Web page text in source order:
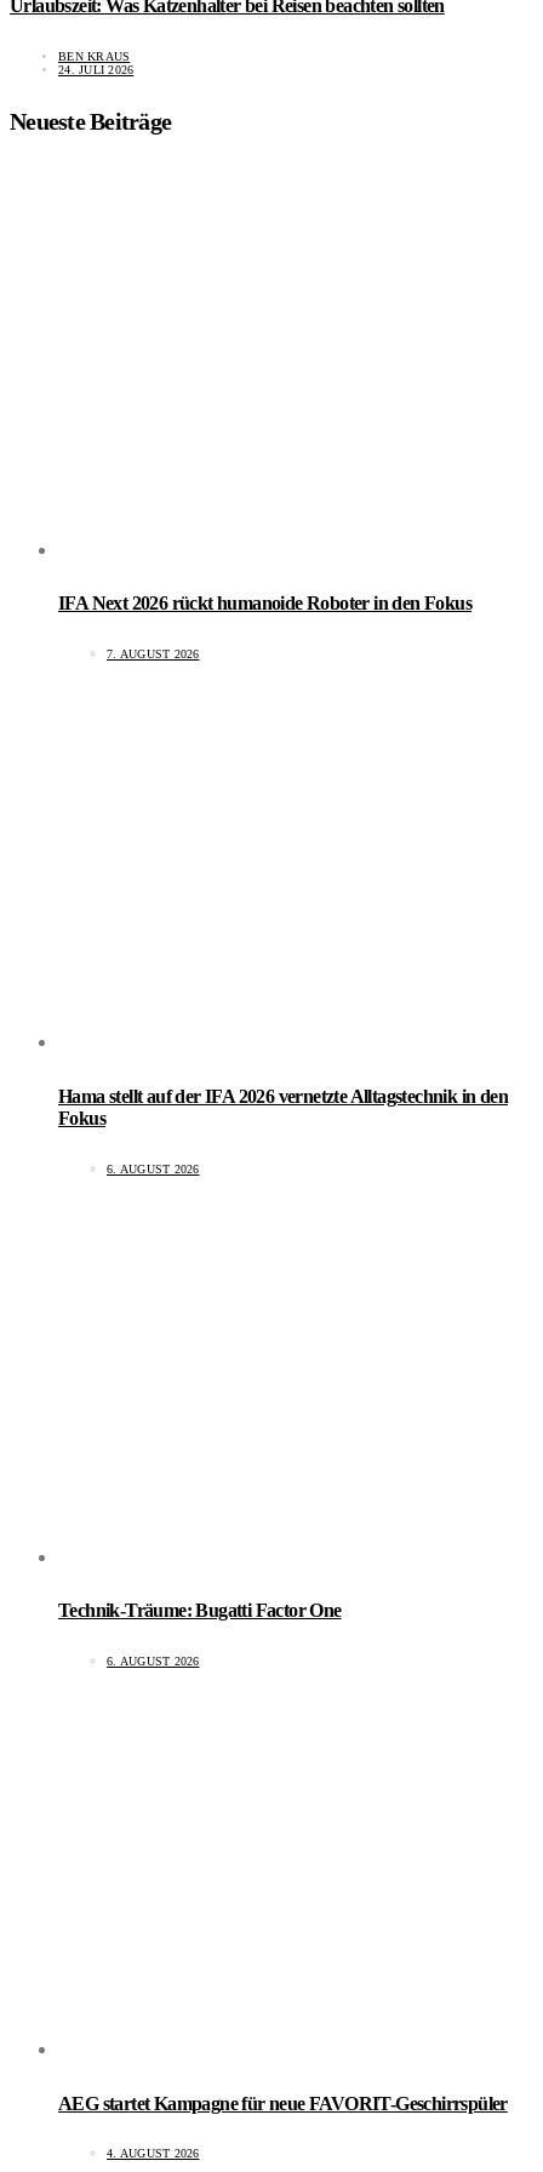
Urlaubszeit: Was Katzenhalter bei Reisen beachten sollten
BEN KRAUS
24. JULI 2026
Neueste Beiträge
IFA Next 2026 rückt humanoide Roboter in den Fokus
7. AUGUST 2026
Hama stellt auf der IFA 2026 vernetzte Alltagstechnik in den
Fokus
6. AUGUST 2026
Technik-Träume: Bugatti Factor One
6. AUGUST 2026
AEG startet Kampagne für neue FAVORIT-Geschirrspüler
4. AUGUST 2026